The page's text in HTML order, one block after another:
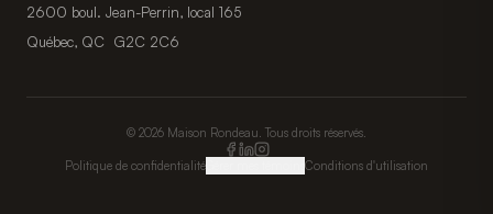
2600 boul. Jean-Perrin, local 165
Québec, QC G2C 2C6
© 2026 Maison Rondeau. Tous droits réservés.
Politique de confidentialité Conditions d'utilisation